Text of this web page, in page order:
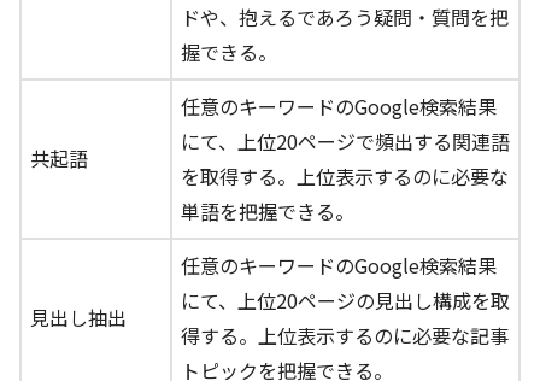
ドや、抱えるであろう疑問・質問を把
握できる。
共起語
任意のキーワードのGoogle検索結果
にて、上位20ページで頻出する関連語
を取得する。上位表示するのに必要な
単語を把握できる。
見出し抽出
任意のキーワードのGoogle検索結果
にて、上位20ページの見出し構成を取
得する。上位表示するのに必要な記事
トピックを把握できる。